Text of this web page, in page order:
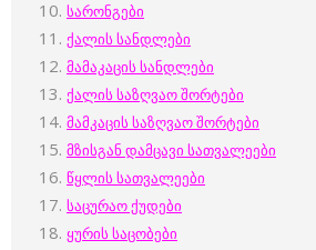
სარონგები
ქალის სანდლები
მამაკაცის სანდლები
ქალის საზღვაო შორტები
მამკაცის საზღვაო შორტები
მზისგან დამცავი სათვალეები
წყლის სათვალეები
საცურაო ქუდები
ყურის საცობები